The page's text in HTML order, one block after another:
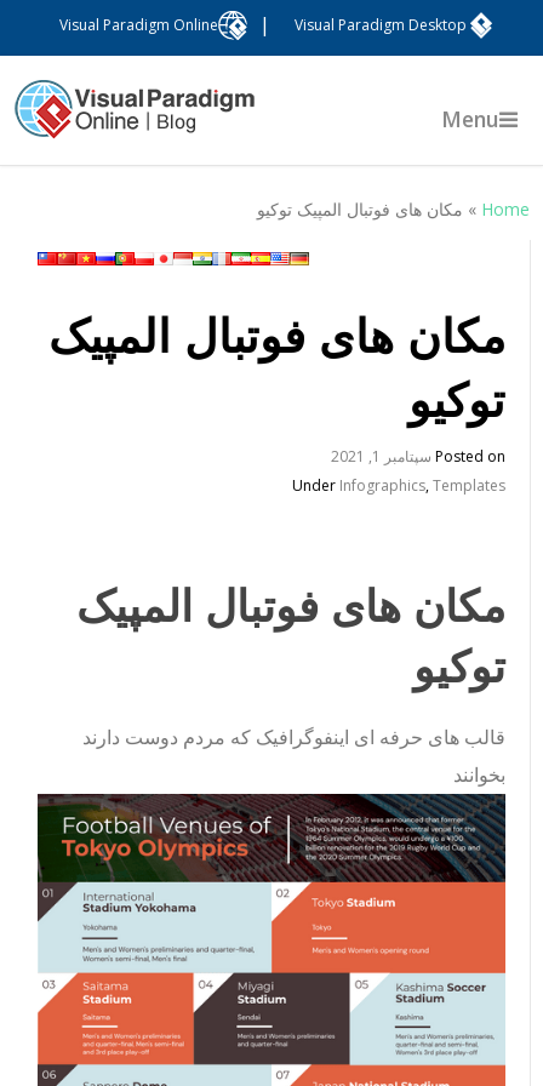
Visual Paradigm Desktop
Visual Paradigm Online
Menu
Home
» مکان های فوتبال المپیک توکیو
مکان های فوتبال المپیک
توکیو
Posted onسپتامبر 1, 2021
UnderInfographics,Templates
مکان های فوتبال المپیک
توکیو
قالب های حرفه ای اینفوگرافیک که مردم دوست دارند
بخوانند